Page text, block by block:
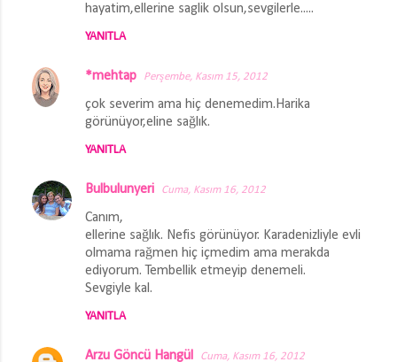
hayatim,ellerine saglik olsun,sevgilerle.....
YANITLA
*mehtap Perşembe, Kasım 15, 2012
çok severim ama hiç denemedim.Harika
görünüyor,eline sağlık.
YANITLA
Bulbulunyeri Cuma, Kasım 16, 2012
Canım,
ellerine sağlık. Nefis görünüyor. Karadenizliyle evli
olmama rağmen hiç içmedim ama merakda
ediyorum. Tembellik etmeyip denemeli.
Sevgiyle kal.
YANITLA
Arzu Göncü Hangül Cuma, Kasım 16, 2012